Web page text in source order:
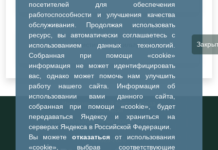
посетителей для обеспечения
работоспособности и улучшения качества
обслуживания. Продолжая использовать
ресурс, вы автоматически соглашаетесь с
использованием данных технологий.
Собранная при помощи «cookie»
информация не может идентифицировать
вас, однако может помочь нам улучшить
работу нашего сайта. Информация об
использовании вами данного сайта,
собранная при помощи «cookie», будет
передаваться Яндексу и храниться на
серверах Яндекса в Российской Федерации.
Вы можете отказатьсяот использования
«cookie», выбрав соответствующие
Очистить все фильтры
Информационный портал города
Тобольска
При использовании материалов ссылка на
портал обязательна
©2023-2026